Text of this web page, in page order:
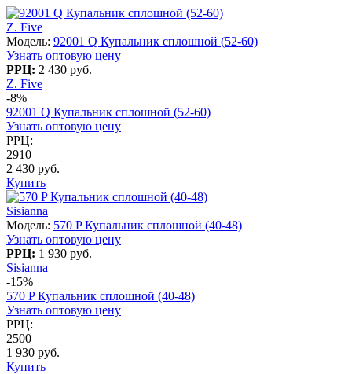
Z. Five
Модель: 92001 Q Купальник сплошной (52-60)
Узнать оптовую цену
РРЦ: 2 430 руб.
Z. Five
-8%
92001 Q Купальник сплошной (52-60)
Узнать оптовую цену
РРЦ:
2910
2 430 руб.
Купить
Sisianna
Модель: 570 P Купальник сплошной (40-48)
Узнать оптовую цену
РРЦ: 1 930 руб.
Sisianna
-15%
570 P Купальник сплошной (40-48)
Узнать оптовую цену
РРЦ:
2500
1 930 руб.
Купить